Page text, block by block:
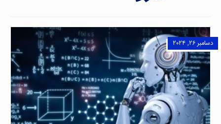
دسامبر ۲۶, ۲۰۲۴